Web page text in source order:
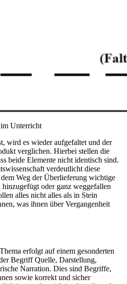
Unterricht
wird es wieder aufgefaltet und der
verglichen. Hierbei stellen die
beide Elemente nicht identisch sind.
verdeutlicht diese
Weg der Überlieferung wichtige
oder ganz weggefallen
alles nicht alles als in Stein
was ihnen über Vergangenheit
erfolgt auf einem gesonderten
Begriff Quelle, Darstellung,
Narration. Dies sind Begriffe,
sowie korrekt und sicher